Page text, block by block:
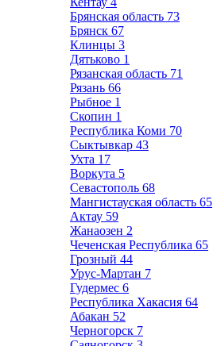
Брянская область 73
Брянск 67
Клинцы 3
Дятьково 1
Рязанская область 71
Рязань 66
Рыбное 1
Скопин 1
Республика Коми 70
Сыктывкар 43
Ухта 17
Воркута 5
Севастополь 68
Мангистауская область 65
Актау 59
Жанаозен 2
Чеченская Республика 65
Грозный 44
Урус-Мартан 7
Гудермес 6
Республика Хакасия 64
Абакан 52
Черногорск 7